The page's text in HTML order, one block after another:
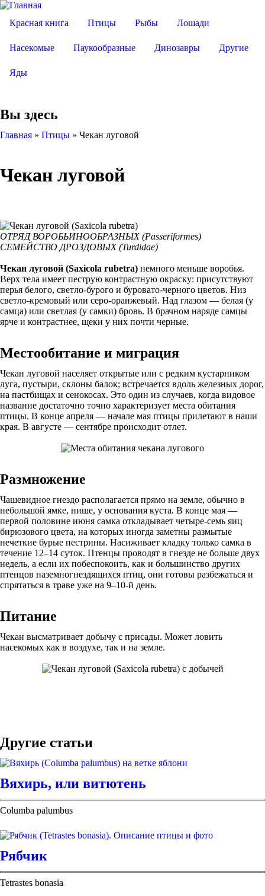
Красная книга Птицы Рыбы Лошади
Насекомые Паукообразные Динозавры Другие
Яды
Вы здесь
Главная » Птицы » Чекан луговой
Чекан луговой
ОТРЯД ВОРОБЬИНООБРАЗНЫХ (Passeriformes)
СЕМЕЙСТВО ДРОЗДОВЫХ (Turdidae)
Чекан луговой (Saxicola rubetra) немного меньше воробья.
Верх тела имеет пеструю контрастную окраску: присутствуют
перья белого, светло-бурого и буровато-черного цветов. Низ
светло-кремовый или серо-оранжевый. Над глазом — белая (у
самца) или светлая (у самки) бровь. В брачном наряде самцы
ярче и контрастнее, щеки у них почти черные.
Местообитание и миграция
Чекан луговой населяет открытые или с редким кустарником
луга, пустыри, склоны балок; встречается вдоль железных дорог,
на пастбищах и сенокосах. Это один из случаев, когда видовое
название достаточно точно характеризует места обитания
птицы. В конце апреля — начале мая птицы прилетают в наши
края. В августе — сентябре происходит отлет.
Размножение
Чашевидное гнездо располагается прямо на земле, обычно в
небольшой ямке, нише, у основания куста. В конце мая —
первой половине июня самка откладывает четыре-семь яиц
бирюзового цвета, на которых иногда заметны размытые
нечеткие бурые пестрины. Насиживает кладку только самка в
течение 12–14 суток. Птенцы проводят в гнезде не больше двух
недель, а если их побеспокоить, как и большинство других
птенцов наземногнездящихся птиц, они готовы разбежаться и
спрятаться в траве уже на 9–10-й день.
Питание
Чекан высматривает добычу с присады. Может ловить
насекомых как в воздухе, так и на земле.
Другие статьи
Вяхирь, или витютень
Columba palumbus
Рябчик
Tetrastes bonasia